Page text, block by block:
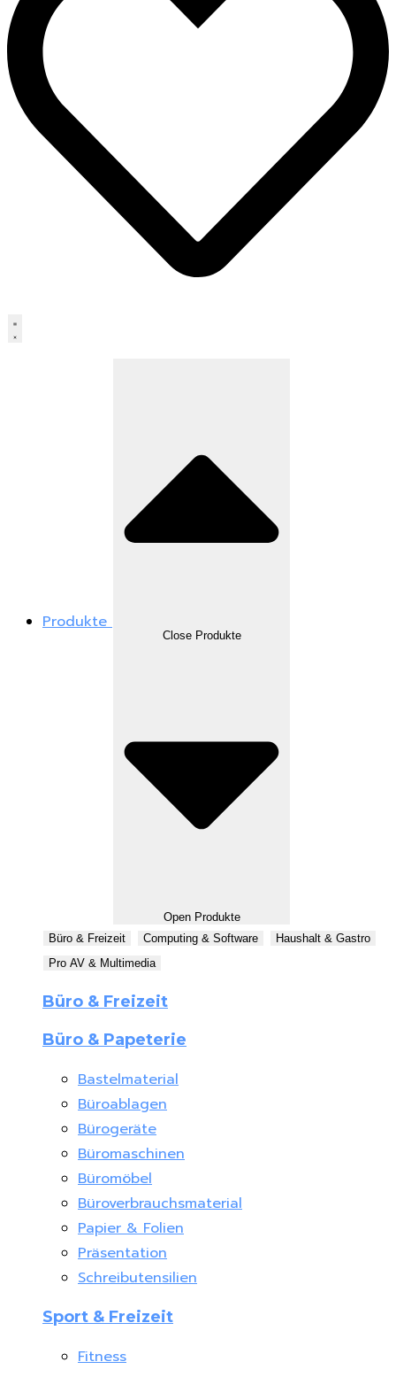
Produkte
Close Produkte
Open Produkte
Büro & Freizeit
Computing & Software
Haushalt & Gastro
Pro AV & Multimedia
Büro & Freizeit
Büro & Papeterie
Bastelmaterial
Büroablagen
Bürogeräte
Büromaschinen
Büromöbel
Büroverbrauchsmaterial
Papier & Folien
Präsentation
Schreibutensilien
Sport & Freizeit
Fitness